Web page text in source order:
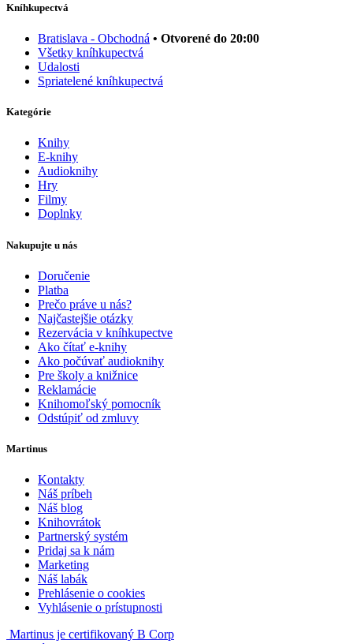
Kníhkupectvá
Bratislava - Obchodná • Otvorené do 20:00
Všetky kníhkupectvá
Udalosti
Spriatelené kníhkupectvá
Kategórie
Knihy
E-knihy
Audioknihy
Hry
Filmy
Doplnky
Nakupujte u nás
Doručenie
Platba
Prečo práve u nás?
Najčastejšie otázky
Rezervácia v kníhkupectve
Ako čítať e-knihy
Ako počúvať audioknihy
Pre školy a knižnice
Reklamácie
Knihomoľský pomocník
Odstúpiť od zmluvy
Martinus
Kontakty
Náš príbeh
Náš blog
Knihovrátok
Partnerský systém
Pridaj sa k nám
Marketing
Náš labák
Prehlásenie o cookies
Vyhlásenie o prístupnosti
Martinus je certifikovaný B Corp